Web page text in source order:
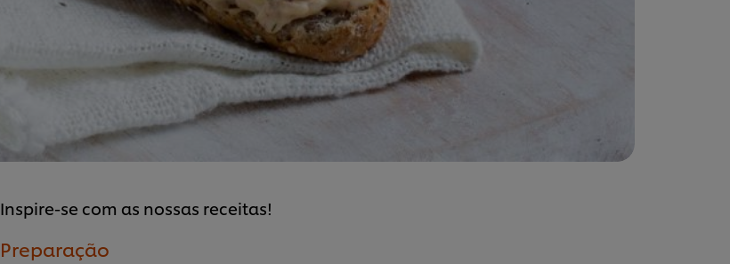
Inspire-se com as nossas receitas!
Preparação